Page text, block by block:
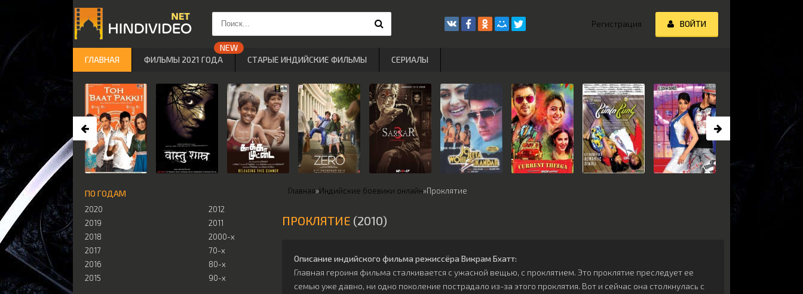
Главная»Индийские боевики онлайн»Проклятие
ПРОКЛЯТИЕ (2010)
Описание индийского фильма режиссёра Викрам Бхатт:
Главная героиня фильма сталкивается с ужасной вещью, с проклятием. Это проклятие преследует ее
семью уже давно, ни одно поколение пострадало из-за этого проклятия. Вот и сейчас она столкнулась с
ПО ГОДАМ
2020
2019
2018
2017
2016
2015
2012
2011
2000-х
70-х
80-х
90-х
Регистрация ВОЙТИ
ГЛАВНАЯ ФИЛЬМЫ 2021 ГОДА СТАРЫЕ ИНДИЙСКИЕ ФИЛЬМЫ СЕРИАЛЫ